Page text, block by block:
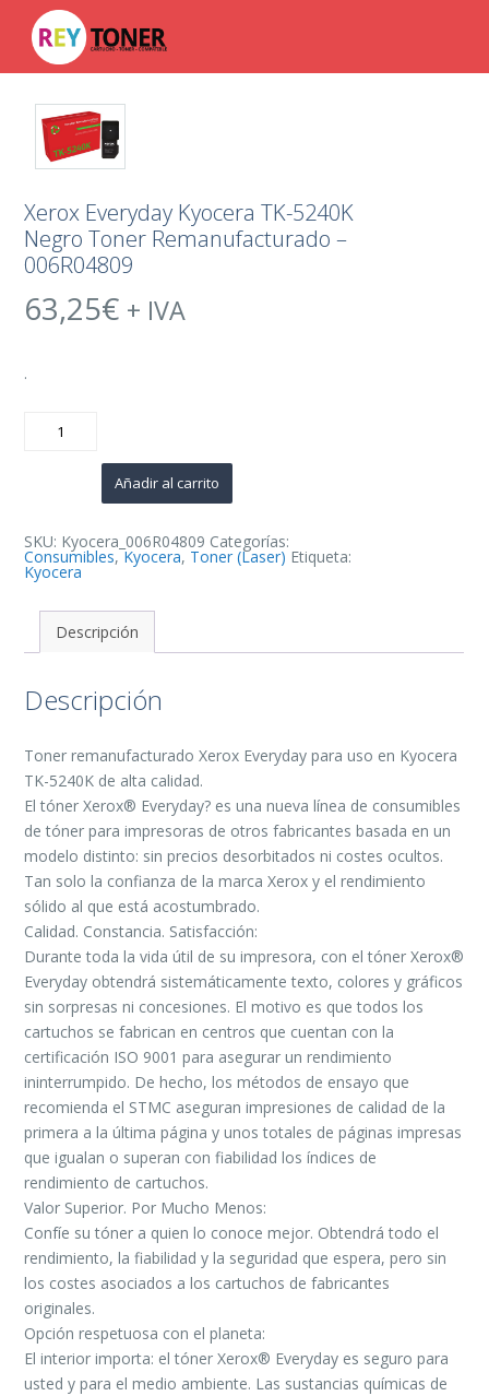
Xerox Everyday Kyocera TK-5240K
Negro Toner Remanufacturado –
006R04809
63,25€ + IVA
.
Everyday
-
006R04809
cantidad
Añadir al carrito
SKU: Kyocera_006R04809 Categorías:
Consumibles,Kyocera, Toner (Laser) Etiqueta:
Kyocera
Descripción
Descripción
Toner remanufacturado Xerox Everyday para uso en Kyocera
TK-5240K de alta calidad.
El tóner Xerox® Everyday? es una nueva línea de consumibles
de tóner para impresoras de otros fabricantes basada en un
modelo distinto: sin precios desorbitados ni costes ocultos.
Tan solo la confianza de la marca Xerox y el rendimiento
sólido al que está acostumbrado.
Calidad. Constancia. Satisfacción:
Durante toda la vida útil de su impresora, con el tóner Xerox®
Everyday obtendrá sistemáticamente texto, colores y gráficos
sin sorpresas ni concesiones. El motivo es que todos los
cartuchos se fabrican en centros que cuentan con la
certificación ISO 9001 para asegurar un rendimiento
ininterrumpido. De hecho, los métodos de ensayo que
recomienda el STMC aseguran impresiones de calidad de la
primera a la última página y unos totales de páginas impresas
que igualan o superan con fiabilidad los índices de
rendimiento de cartuchos.
Valor Superior. Por Mucho Menos:
Confíe su tóner a quien lo conoce mejor. Obtendrá todo el
rendimiento, la fiabilidad y la seguridad que espera, pero sin
los costes asociados a los cartuchos de fabricantes
originales.
Opción respetuosa con el planeta:
El interior importa: el tóner Xerox® Everyday es seguro para
usted y para el medio ambiente. Las sustancias químicas de